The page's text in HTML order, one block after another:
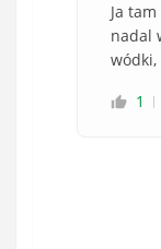
Ja
nadal
wódki,
1